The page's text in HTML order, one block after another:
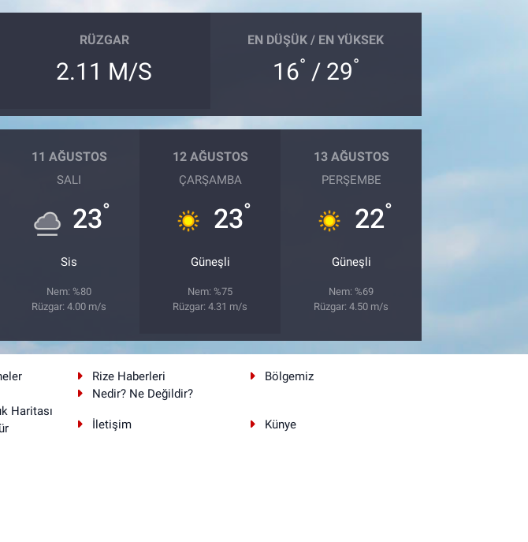
RÜZGAR
2.11 M/S
EN DÜŞÜK / EN YÜKSEK
16° / 29°
11 AĞUSTOS
SALI
23°
Sis
Nem: %80
Rüzgar: 4.00 m/s
12 AĞUSTOS
ÇARŞAMBA
23°
Güneşli
Nem: %75
Rüzgar: 4.31 m/s
13 AĞUSTOS
PERŞEMBE
22°
Güneşli
Nem: %69
Rüzgar: 4.50 m/s
Haritası
Rize Haberleri
Bölgemiz
Nedir? Ne Değildir?
İletişim Künye